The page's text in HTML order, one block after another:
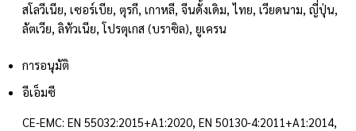
สโลวีเนีย, เซอร์เบีย, ตุรกี, เกาหลี, จีนดั้งเดิม, ไทย, เวียดนาม, ญี่ปุ่น,
ลัตเวีย, ลิทัวเนีย, โปรตุเกส (บราซิล), ยูเครน
การอนุมัติ
อีเอ็มซี
CE-EMC: EN 55032:2015+A1:2020, EN 50130-4:2011+A1:2014,